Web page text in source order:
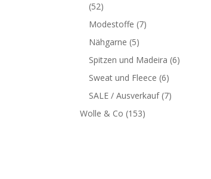
(52)
Modestoffe (7)
Nähgarne (5)
Spitzen und Madeira (6)
Sweat und Fleece (6)
SALE / Ausverkauf (7)
Wolle & Co (153)